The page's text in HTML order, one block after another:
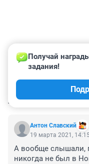
КОММЕНТАРИИ
Антон Славский
Получай
задания!
19 марта 2021,
А вообще слышали,
никогда не был в